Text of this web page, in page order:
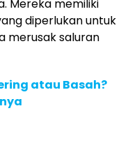
Mereka memiliki
diperlukan untuk
merusak saluran
atau Basah?